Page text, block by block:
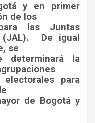
y en primer
de los
las Juntas
De igual
se
determinará la
para
de Bogotá y